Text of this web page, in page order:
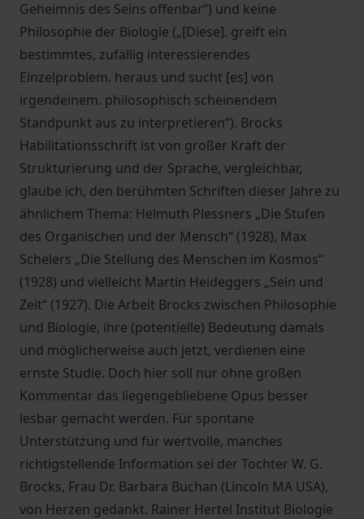
Geheimnis des Seins offenbar“) und keine
Philosophie der Biologie („[Diese]. greift ein
bestimmtes, zufällig interessierendes
Einzelproblem. heraus und sucht [es] von
irgendeinem. philosophisch scheinendem
Standpunkt aus zu interpretieren“). Brocks
Habilitationsschrift ist von großer Kraft der
Strukturierung und der Sprache, vergleichbar,
glaube ich, den berühmten Schriften dieser Jahre zu
ähnlichem Thema: Helmuth Plessners „Die Stufen
des Organischen und der Mensch“ (1928), Max
Schelers „Die Stellung des Menschen im Kosmos“
(1928) und vielleicht Martin Heideggers „Sein und
Zeit“ (1927). Die Arbeit Brocks zwischen Philosophie
und Biologie, ihre (potentielle) Bedeutung damals
und möglicherweise auch jetzt, verdienen eine
ernste Studie. Doch hier soll nur ohne großen
Kommentar das liegengebliebene Opus besser
lesbar gemacht werden. Für spontane
Unterstützung und für wertvolle, manches
richtigstellende Information sei der Tochter W. G.
Brocks, Frau Dr. Barbara Buchan (Lincoln MA USA),
von Herzen gedankt. Rainer Hertel Institut Biologie